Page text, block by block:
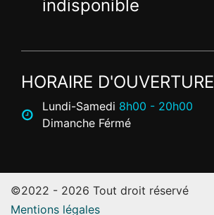
indisponible
HORAIRE D'OUVERTURE
Lundi-Samedi 8h00 - 20h00
Dimanche Férmé
©2022 - 2026 Tout droit réservé
Mentions légales